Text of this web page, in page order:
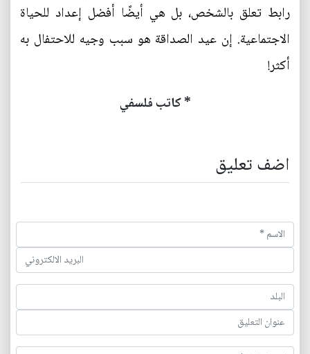
رابط تعلق بالشخص، بل هي أيضًا أفضل إعداد للحياة
الاجتماعية. إن عيد الصداقة هو سبب وجيه للاحتفال به
أكثر!
* كاتب فلسفي
اضف تعليق